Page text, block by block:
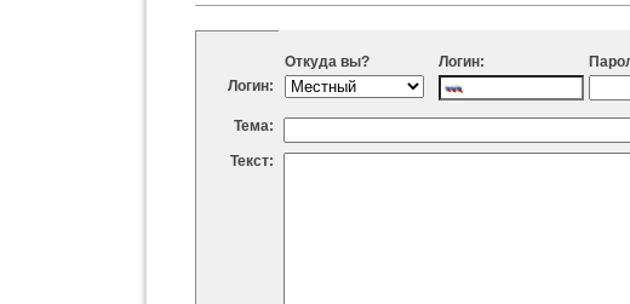
Логин:
Откуда вы? Логин:
Тема:
Текст: